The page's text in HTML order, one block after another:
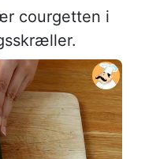
courgetten i